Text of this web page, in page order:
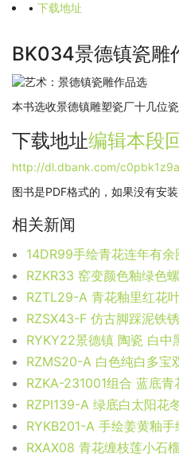
• 下载地址
BK034景德镇瓷雕
本书选收景德镇雕塑瓷厂十几位
下载地址编辑本段
http://dl.dbank.com/
图书是PDF格式的，如果没有安
相关新闻
RZTL29-A 青花釉里红花
RZPI139-A 绿底白太阳花
RYKB201-A 手绘姜黄釉